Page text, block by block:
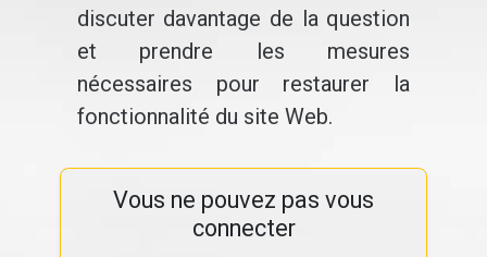
discuter davantage de la question
et prendre les mesures
nécessaires pour restaurer la
fonctionnalité du site Web.
Vous ne pouvez pas vous
connecter